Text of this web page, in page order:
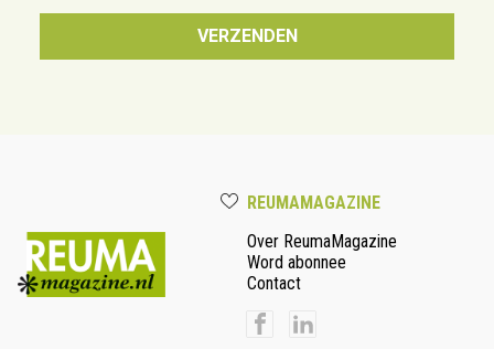
REUMAMAGAZINE
Over ReumaMagazine
Word abonnee
Contact